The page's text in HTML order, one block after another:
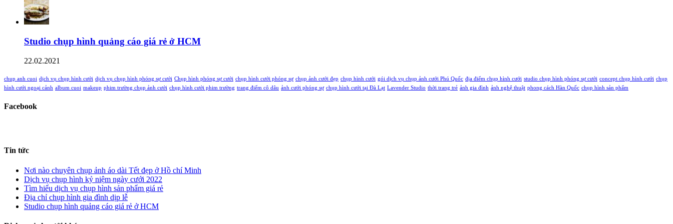
Studio chụp hình quảng cáo giá rẻ ở HCM
22.02.2021
chup anh cuoi dịch vụ chụp hình cưới dịch vụ chụp hình phóng sự cưới Chụp hình phóng sự cưới chụp hình cưới phóng sự chụp ảnh cưới đẹp chụp hình cưới gói dịch vụ chụp ảnh cưới Phú Quốc địa điểm chụp hình cưới studio chụp hình phóng sự cưới concept chụp hình cưới chụp
hình cưới ngoại cảnh album cuoi makeup phim trường chụp ảnh cưới chụp hình cưới phim trường trang điểm cô dâu ảnh cưới phóng sự chụp hình cưới tại Đà Lạt Lavender Studio thời trang trẻ ảnh gia đình ảnh nghệ thuật phong cách Hàn Quốc chụp hình sản phẩm
Facebook
Tin tức
Nơi nào chuyên chụp ảnh áo dài Tết đẹp ở Hồ chí Minh
Dịch vụ chụp hình kỷ niệm ngày cưới 2022
Tìm hiểu dịch vụ chụp hình sản phẩm giá rẻ
Địa chỉ chụp hình gia đình dịp lễ
Studio chụp hình quảng cáo giá rẻ ở HCM